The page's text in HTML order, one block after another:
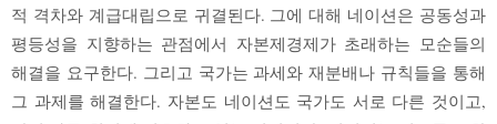
적 격차와 계급대립으로 귀결된다. 그에 대해 네이션은 공동성과
평등성을 지향하는 관점에서 자본제경제가 초래하는 모순들의
해결을 요구한다. 그리고 국가는 과세와 재분배나 규칙들을 통해
그 과제를 해결한다. 자본도 네이션도 국가도 서로 다른 것이고,